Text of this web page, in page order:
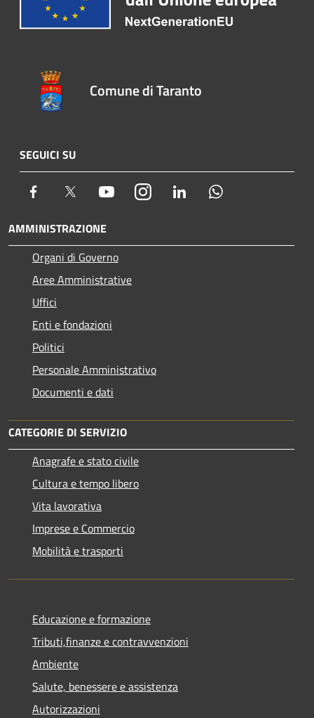
Comune di Taranto
SEGUICI SU
Facebook Twitter YoutubeInstagram LinkedIn
AMMINISTRAZIONE
Organi di Governo
Aree Amministrative
Uffici
Enti e fondazioni
Politici
Personale Amministrativo
Documenti e dati
CATEGORIE DI SERVIZIO
Anagrafe e stato civile
Cultura e tempo libero
Vita lavorativa
Imprese e Commercio
Mobilità e trasporti
Educazione e formazione
Tributi,finanze e contravvenzioni
Ambiente
Salute, benessere e assistenza
Autorizzazioni